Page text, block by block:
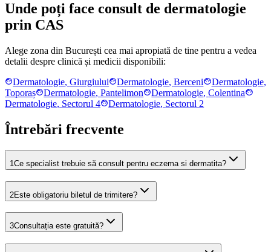
Unde poți face consult de dermatologie
prin CAS
Alege zona din București cea mai apropiată de tine pentru a vedea
detalii despre clinică și medicii disponibili:
Dermatologie,Giurgiului Dermatologie,Berceni Dermatologie,
Toporaș
Dermatologie,Pantelimon Dermatologie,Colentina
Dermatologie, Sectorul 4 Dermatologie, Sectorul 2
Întrebări frecvente
1 Ce specialist trebuie să consult pentru eczema si dermatita?
2Este obligatoriu biletul de trimitere?
3Consultația este gratuită?